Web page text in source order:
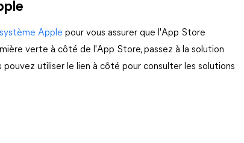
Apple pour vous assurer que l'App Store
verte à côté de l'App Store, passez à la solution
pouvez utiliser le lien à côté pour consulter les solutions